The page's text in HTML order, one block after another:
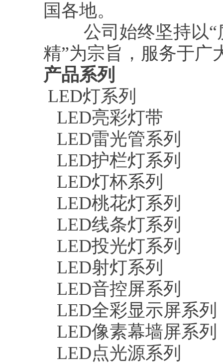
国各地。
公司始终坚持以“
精”为宗旨，服务于广
产品系列
LED灯系列
LED亮彩灯带
LED雷光管系列
LED护栏灯系列
LED灯杯系列
LED桃花灯系列
LED线条灯系列
LED投光灯系列
LED射灯系列
LED音控屏系列
LED全彩显示屏系列
LED像素幕墙屏系列
LED点光源系列